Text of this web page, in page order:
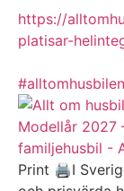
https://
platisar-
#alltomhusbilen
Modellår 2027
familjehusbil -
Print 🖨I